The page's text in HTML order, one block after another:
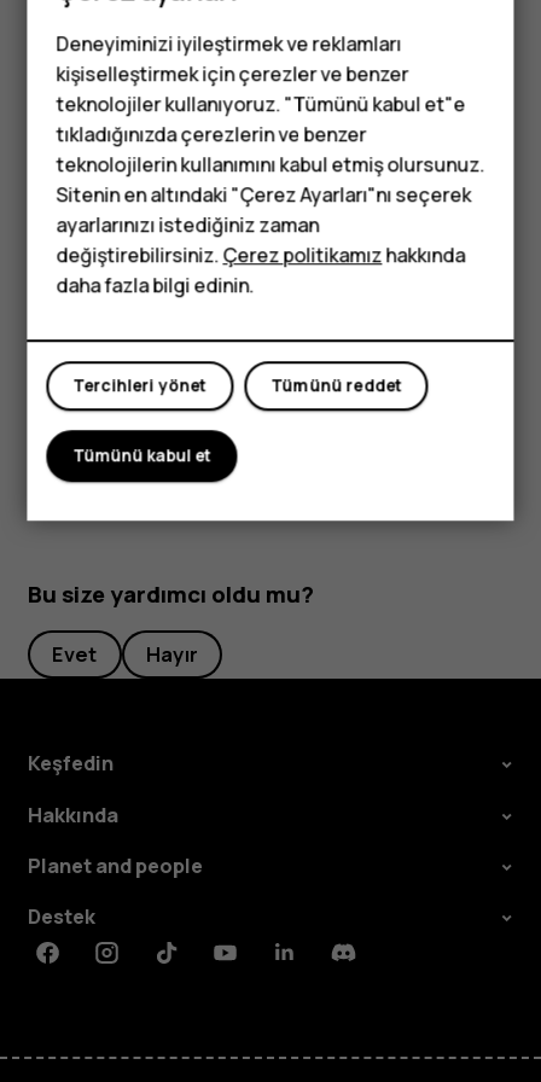
Tuşlu telefonlar
Çocuklar için
telefonlar
searchöğesine dokunun.
Kişi listenizi filtreleme
Kişilerseçeneğine dokunun.
menuöğesine dokunun.
Ayarlar>Görüntülenecek kişiler
seçeneğine
dokunun.
Kişileri içe veya dışa aktarma
Kişilerseçeneğine dokunun.
menuöğesine dokunun.
Bu size yardımcı oldu mu?
Evet Hayır
Keşfedin
Hakkında
Planet and people
Destek
FacebookInstagramTiktokYoutubeLinkedinDiscord
Deneyiminizi iyileştirmek ve reklamları
kişiselleştirmek için çerezler ve benzer
teknolojiler kullanıyoruz. "Tümünü kabul et"e
tıkladığınızda çerezlerin ve benzer
teknolojilerin kullanımını kabul etmiş olursunuz.
Sitenin en altındaki "Çerez Ayarları"nı seçerek
ayarlarınızı istediğiniz zaman
değiştirebilirsiniz.Çerez politikamızhakkında
daha fazla bilgi edinin.
Tümünü reddet
Tercihleri yönet
Tümünü kabul et